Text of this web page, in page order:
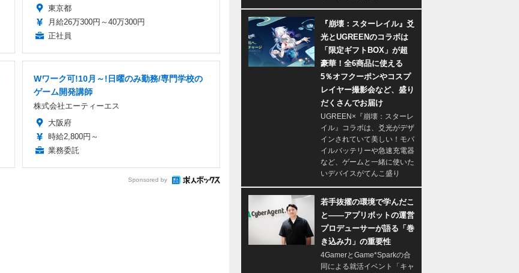
東京都
月給26万300円～40万300円
正社員
Wワーク可!10月～!日曜のみ勤務/専門学校の
ゲーム開発講師
株式会社エーティーエス
大阪府
時給2,800円～
業務委託
Sponsored by
『崩壊：スターレイル』爻
光とUGREENのコラボは
「限定ギフトBOX」が超
豪華！全6商品に使える
5％オフクーポンやコスプ
レイヤー撮影会など、盛り
だくさんでお届け
UGREEN×『崩壊：スターレ
イル』コラボは、爻光がデザ
インされていて美しい！モバ
イルバッテリーや急速充電器
など、ゲームと一緒に使いた
いデバイスがてんこ盛り
若手抜擢の環境で学んだこ
と――アプリボットの運営
プロデューサーが語る「巻
き込み力」の重要性
4GamerとGame*Sparkの合
同による就活イベント「キャ